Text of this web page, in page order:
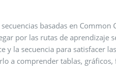
basadas en Common
por las rutas de aprendizaje
la secuencia para satisfacer
a comprender tablas, gráficos,